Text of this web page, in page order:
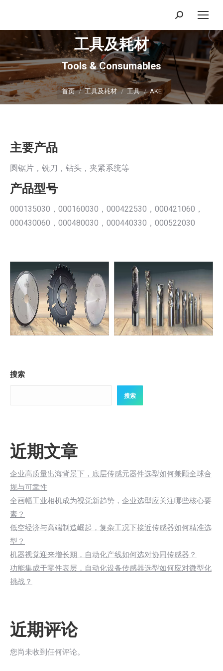
搜
索：
工具及耗材
Tools & Consumables
你在这里：
首页 工具及耗材 工具 AKE
主要产品
圆锯片，铣刀，钻头，夹紧系统等
产品型号
000135030，000160030，000422530，000421060，
000430060，000480030，000440330，000522030
搜索
搜索
近期文章
企业高质量出海背景下，底层传感元器件选型如何兼顾全球合
规与可靠性
全画幅工业相机成为视觉新趋势，企业选型应关注哪些核心要
素？
低空经济与高端制造崛起，复杂工况下接近传感器如何精准选
型？
机器视觉迎来增长期，自动化产线如何选对协同传感器？
功能集成于零件表层，自动化设备传感器选型如何应对微型化
挑战？
近期评论
您尚未收到任何评论。